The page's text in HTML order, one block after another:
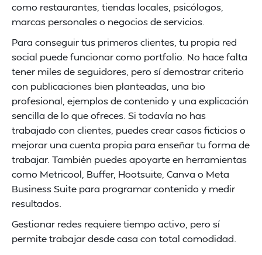
como restaurantes, tiendas locales, psicólogos,
marcas personales o negocios de servicios.
Para conseguir tus primeros clientes, tu propia red
social puede funcionar como portfolio. No hace falta
tener miles de seguidores, pero sí demostrar criterio
con publicaciones bien planteadas, una bio
profesional, ejemplos de contenido y una explicación
sencilla de lo que ofreces. Si todavía no has
trabajado con clientes, puedes crear casos ficticios o
mejorar una cuenta propia para enseñar tu forma de
trabajar. También puedes apoyarte en herramientas
como Metricool, Buffer, Hootsuite, Canva o Meta
Business Suite para programar contenido y medir
resultados.
Gestionar redes requiere tiempo activo, pero sí
permite trabajar desde casa con total comodidad.